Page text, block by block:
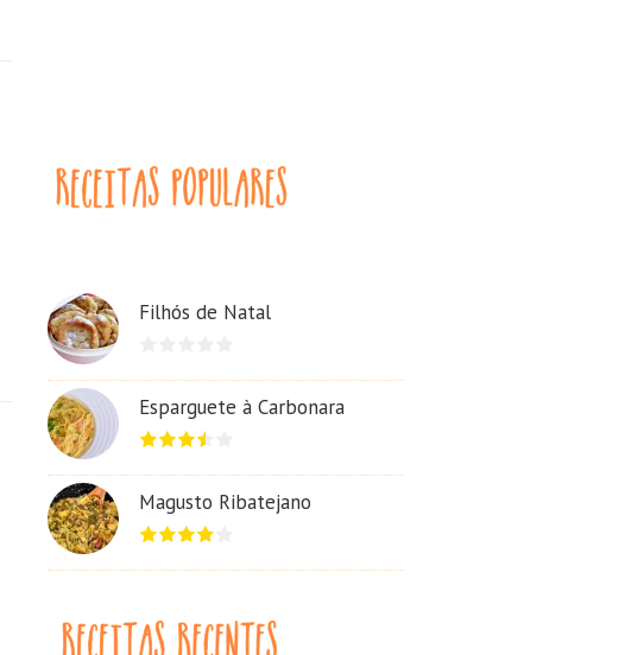
Filhós de Natal
Esparguete à Carbonara
Magusto Ribatejano